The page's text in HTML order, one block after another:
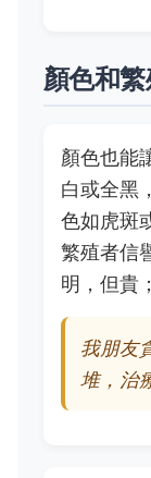
顏色和
顏色也能
白或全黑
色如虎斑
繁殖者信
明，但貴
我朋友
堆，治